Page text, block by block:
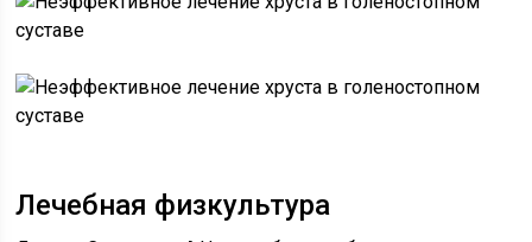
Лечебная физкультура